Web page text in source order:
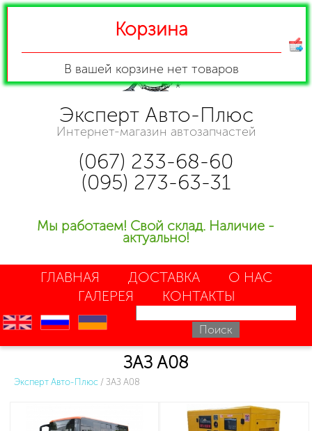
Эксперт Авто-Плюс
Интернет-магазин автозапчастей
(067) 233-68-60
(095) 273-63-31
Мы работаем! Свой склад. Наличие -
актуально!
ГЛАВНАЯ ДОСТАВКА
О НАС
ГАЛЕРЕЯ
КОНТАКТЫ
en ru uk
ЗАЗ А08
Эксперт Авто-Плюс / ЗАЗ А08
Корзина
В вашей корзине нет товаров